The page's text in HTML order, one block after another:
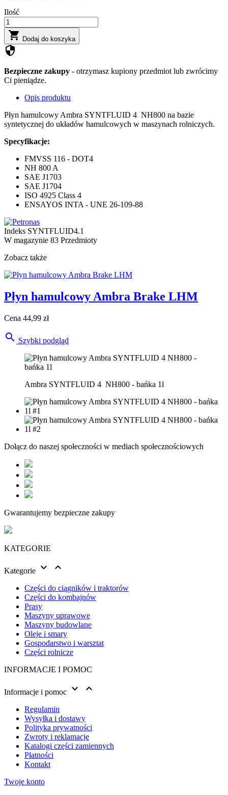
Ilość
 Dodaj do koszyka
security
Bezpieczne zakupy - otrzymasz kupiony przedmiot lub zwrócimy
Ci pieniądze.
Opis produktu
Płyn hamulcowy Ambra SYNTFLUID 4 NH800 na bazie
syntetycznej do układów hamulcowych w maszynach rolniczych.
Specyfikacje:
FMVSS 116 - DOT4
NH 800 A
SAE J1703
SAE J1704
ISO 4925 Class 4
ENSAYOS INTA - UNE 26-109-88
Indeks SYNTFLUID4.1
W magazynie 83 Przedmioty
Zobacz także
Płyn hamulcowy Ambra Brake LHM
Cena 44,99 zł
 Szybki podgląd
Ambra SYNTFLUID 4 NH800 - bańka 1l
Dołącz do naszej społeczności w mediach społecznościowych
Gwarantujemy bezpieczne zakupy
KATEGORIE
Kategorie  
Części do ciągników i traktorów
Części do kombajnów
Prasy
Maszyny uprawowe
Maszyny budowlane
Oleje i smary
Gospodarstwo i warsztat
Części rolnicze
INFORMACJE I POMOC
Informacje i pomoc  
Regulamin
Wysyłka i dostawy
Polityka prywatności
Zwroty i reklamacje
Katalogi części zamiennych
Płatności
Kontakt
Twoje konto